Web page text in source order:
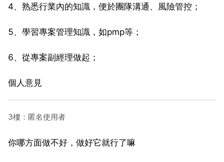
4、熟悉行業內的知識，便於團隊溝通、風險管控；
5、學習專案管理知識，如pmp等；
6、從專案副經理做起；
個人意見
3樓：匿名使用者
你哪方面做不好，做好它就行了嘛